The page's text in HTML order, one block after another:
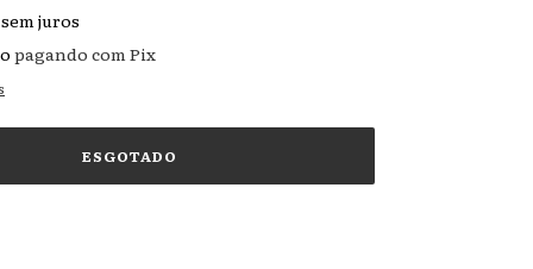
sem juros
pagando com Pix